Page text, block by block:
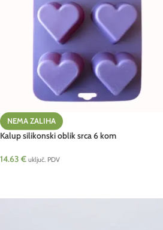
NEMA ZALIHA
Kalup silikonski oblik srca 6 kom
14.63 € uključ. PDV